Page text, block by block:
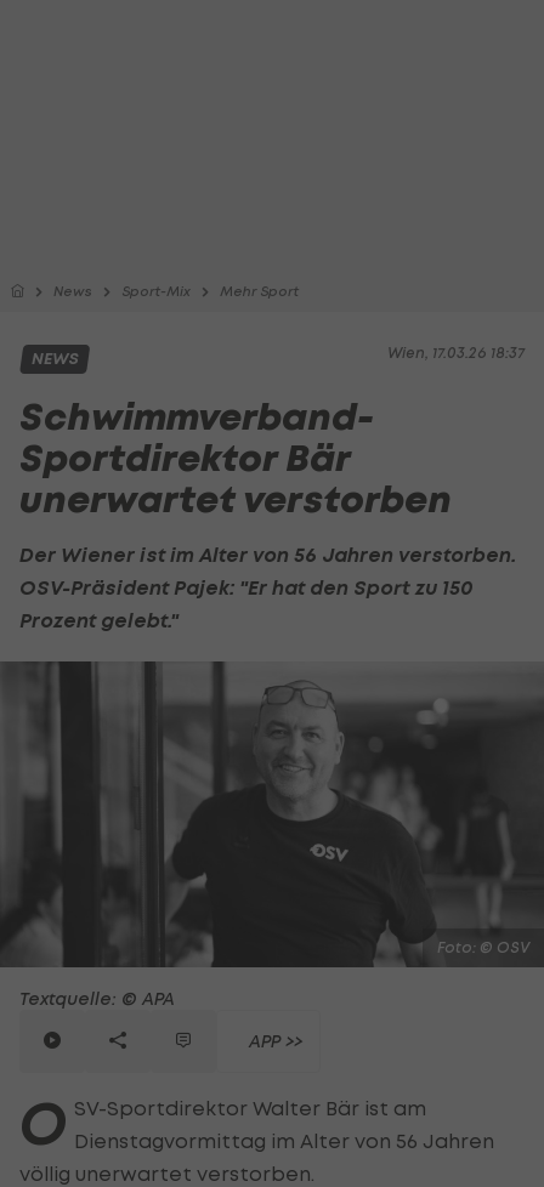
News Sport-Mix Mehr Sport
Wien, 17.03.26 18:37
NEWS
Schwimmverband-
Sportdirektor Bär
unerwartet verstorben
Der Wiener ist im Alter von 56 Jahren verstorben.
OSV-Präsident Pajek: "Er hat den Sport zu 150
Prozent gelebt."
Foto: © OSV
Textquelle: © APA
APP >>
O SV-Sportdirektor Walter Bär ist am
Dienstagvormittag im Alter von 56 Jahren
völlig unerwartet verstorben.